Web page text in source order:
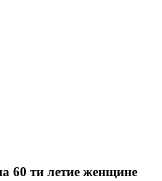
60 ти летие женщине